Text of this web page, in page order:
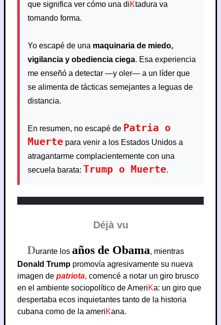
que significa ver cómo una diKtadura va
tomando forma.
Yo escapé de una maquinaria de miedo,
vigilancia y obediencia ciega. Esa experiencia
me enseñó a detectar —y oler— a un líder que
se alimenta de tácticas semejantes a leguas de
distancia.
En resumen, no escapé de Patria o
Muerte para venir a los Estados Unidos a
atragantarme complacientemente con una
secuela barata: Trump o Muerte.
Déjà vu
Durante los años de Obama, mientras
Donald Trump promovía agresivamente su nueva
imagen de patriota, comencé a notar un giro brusco
en el ambiente sociopolítico de AmeriKa: un giro que
despertaba ecos inquietantes tanto de la historia
cubana como de la ameriKana.